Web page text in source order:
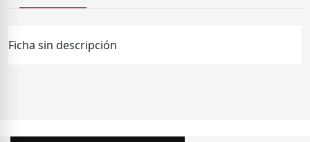
Ficha sin descripción